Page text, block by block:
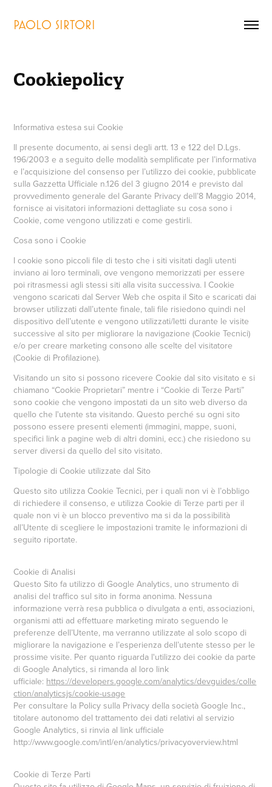
PAOLO SIRTORI
Cookiepolicy
Informativa estesa sui Cookie
Il presente documento, ai sensi degli artt. 13 e 122 del D.Lgs.
196/2003 e a seguito delle modalità semplificate per l’informativa
e l’acquisizione del consenso per l’utilizzo dei cookie, pubblicate
sulla Gazzetta Ufficiale n.126 del 3 giugno 2014 e previsto dal
provvedimento generale del Garante Privacy dell’8 Maggio 2014,
fornisce ai visitatori informazioni dettagliate su cosa sono i
Cookie, come vengono utilizzati e come gestirli.
Cosa sono i Cookie
I cookie sono piccoli file di testo che i siti visitati dagli utenti
inviano ai loro terminali, ove vengono memorizzati per essere
poi ritrasmessi agli stessi siti alla visita successiva. I Cookie
vengono scaricati dal Server Web che ospita il Sito e scaricati dai
browser utilizzati dall’utente finale, tali file risiedono quindi nel
dispositivo dell’utente e vengono utilizzati/letti durante le visite
successive al sito per migliorare la navigazione (Cookie Tecnici)
e/o per creare marketing consono alle scelte del visitatore
(Cookie di Profilazione).
Visitando un sito si possono ricevere Cookie dal sito visitato e si
chiamano “Cookie Proprietari” mentre i “Cookie di Terze Parti”
sono cookie che vengono impostati da un sito web diverso da
quello che l'utente sta visitando. Questo perché su ogni sito
possono essere presenti elementi (immagini, mappe, suoni,
specifici link a pagine web di altri domini, ecc.) che risiedono su
server diversi da quello del sito visitato.
Tipologie di Cookie utilizzate dal Sito
Questo sito utilizza Cookie Tecnici, per i quali non vi è l’obbligo
di richiedere il consenso, e utilizza Cookie di Terze parti per il
quale non vi è un blocco preventivo ma si da la possibilità
all’Utente di scegliere le impostazioni tramite le informazioni di
seguito riportate.
Cookie di Analisi
Questo Sito fa utilizzo di Google Analytics, uno strumento di
analisi del traffico sul sito in forma anonima. Nessuna
informazione verrà resa pubblica o divulgata a enti, associazioni,
organismi atti ad effettuare marketing mirato seguendo le
preferenze dell’Utente, ma verranno utilizzate al solo scopo di
migliorare la navigazione e l’esperienza dell’utente stesso per le
prossime visite. Per quanto riguarda l'utilizzo dei cookie da parte
di Google Analytics, si rimanda al loro link
ufficiale: https://developers.google.com/analytics/devguides/colle
ction/analyticsjs/cookie-usage
Per consultare la Policy sulla Privacy della società Google Inc.,
titolare autonomo del trattamento dei dati relativi al servizio
Google Analytics, si rinvia al link ufficiale
http://www.google.com/intl/en/analytics/privacyoverview.html
Cookie di Terze Parti